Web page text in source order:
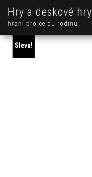
Hry a deskové hry
hraní pro celou rodinu
Sleva!